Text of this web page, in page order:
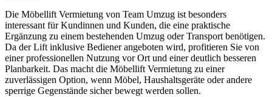
Die Möbellift Vermietung von Team Umzug ist besonders
interessant für Kundinnen und Kunden, die eine praktische
Ergänzung zu einem bestehenden Umzug oder Transport benötigen.
Da der Lift inklusive Bediener angeboten wird, profitieren Sie von
einer professionellen Nutzung vor Ort und einer deutlich besseren
Planbarkeit. Das macht die Möbellift Vermietung zu einer
zuverlässigen Option, wenn Möbel, Haushaltsgeräte oder andere
sperrige Gegenstände sicher bewegt werden sollen.